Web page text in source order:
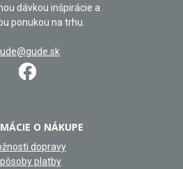
dávkou inšpirácie a
ponukou na trhu.
O NÁKUPE
dopravy
platby